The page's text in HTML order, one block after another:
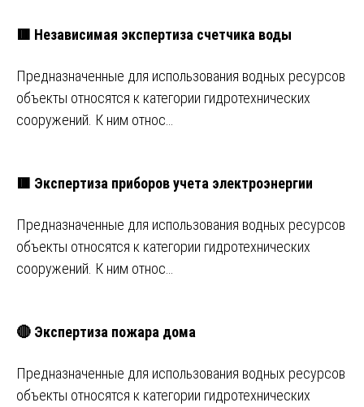
🟥 Независимая экспертиза счетчика воды
Предназначенные для использования водных ресурсов
объекты относятся к категории гидротехнических
сооружений. К ним относ…
🟥 Экспертиза приборов учета электроэнергии
Предназначенные для использования водных ресурсов
объекты относятся к категории гидротехнических
сооружений. К ним относ…
🔴 Экспертиза пожара дома
Предназначенные для использования водных ресурсов
объекты относятся к категории гидротехнических